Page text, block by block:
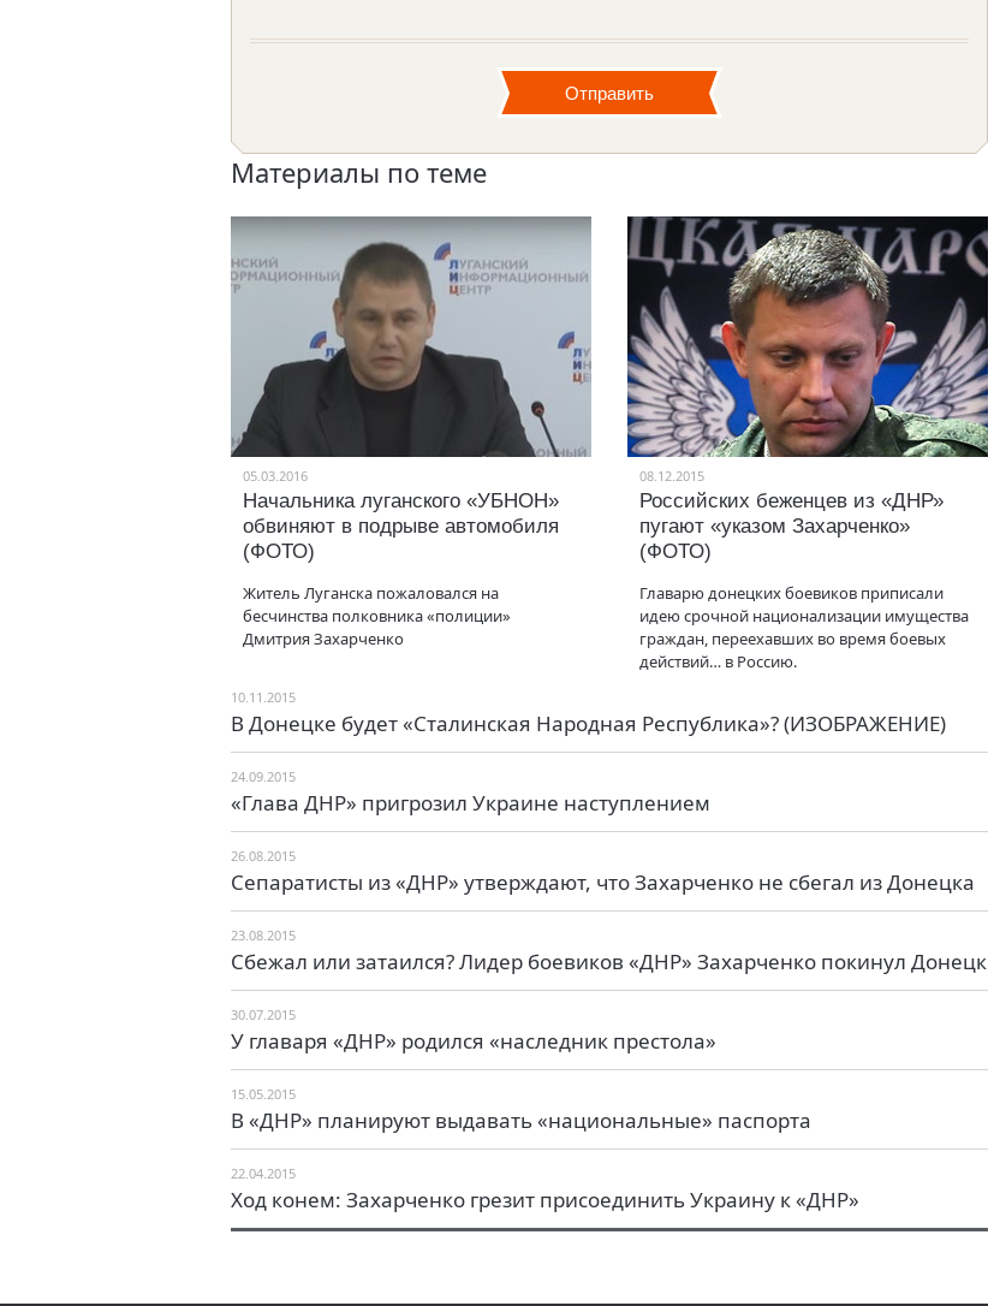
Материалы по теме
05.03.2016
Начальника луганского «УБНОН»
обвиняют в подрыве автомобиля
(ФОТО)
Житель Луганска пожаловался на
бесчинства полковника «полиции»
Дмитрия Захарченко
08.12.2015
Российских беженцев из «ДНР»
пугают «указом Захарченко»
(ФОТО)
Главарю донецких боевиков приписали
идею срочной национализации имущества
граждан, переехавших во время боевых
действий… в Россию.
10.11.2015
В Донецке будет «Сталинская Народная Республика»? (ИЗОБРАЖЕНИЕ)
24.09.2015
«Глава ДНР» пригрозил Украине наступлением
26.08.2015
Сепаратисты из «ДНР» утверждают, что Захарченко не сбегал из Донецка
23.08.2015
Сбежал или затаился? Лидер боевиков «ДНР» Захарченко покинул Донецк
30.07.2015
У главаря «ДНР» родился «наследник престола»
15.05.2015
В «ДНР» планируют выдавать «национальные» паспорта
22.04.2015
Ход конем: Захарченко грезит присоединить Украину к «ДНР»